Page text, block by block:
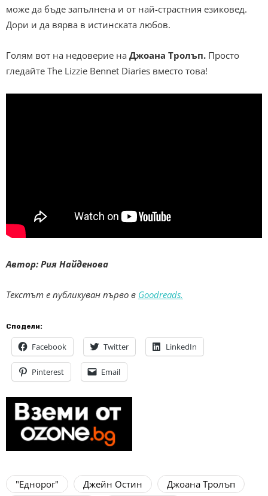
може да бъде запълнена и от най-страстния езиковед.
Дори и да вярва в истинската любов.
Голям вот на недоверие на Джоана Тролъп. Просто
гледайте The Lizzie Bennet Diaries вместо това!
Автор: Рия Найденова
Текстът е публикуван първо в Goodreads.
Сподели:
Facebook Twitter LinkedIn
Pinterest Email
"Еднорог" Джейн Остин
Джоана Тролъп